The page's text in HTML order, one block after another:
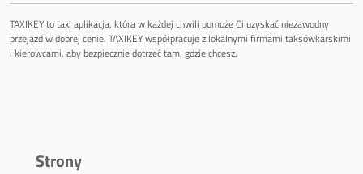
TAXIKEY to taxi aplikacja, która w każdej chwili pomoże Ci uzyskać niezawodny
przejazd w dobrej cenie. TAXIKEY współpracuje z lokalnymi firmami taksówkarskimi
i kierowcami, aby bezpiecznie dotrzeć tam, gdzie chcesz.
Strony